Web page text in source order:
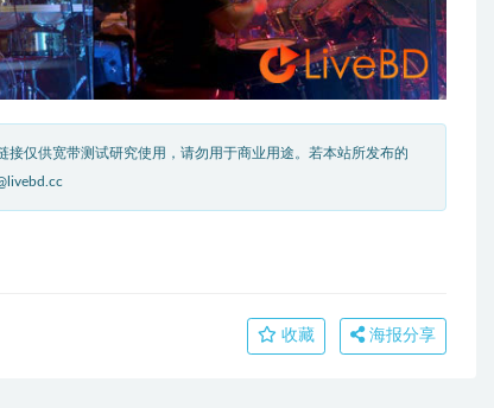
仅供宽带测试研究使用，请勿用于商业用途。若本站所发布的
收藏 海报分享